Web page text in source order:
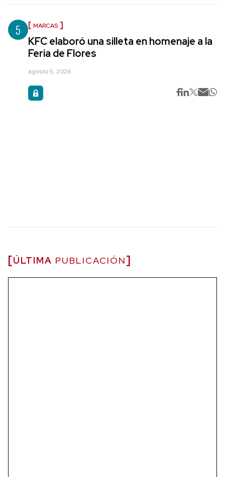
5 MARCAS
KFC elaboró una silleta en homenaje a la
Feria de Flores
agosto 5, 2026
ÚLTIMA PUBLICACIÓN